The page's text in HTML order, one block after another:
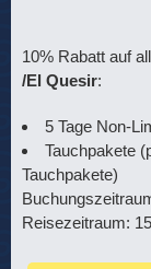
10% Rabatt auf
/El Quesir:
5 Tage Non-
Tauchpakete
Tauchpakete)
Reisezeitraum: